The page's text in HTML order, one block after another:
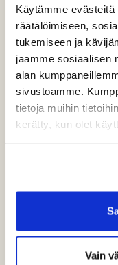
Käytämme
räätälöimiseen,
tukemiseen ja
jaamme sosiaalisen
alan
sivustoamme.
tietoja muihin
kerätty, kun olet
Vain